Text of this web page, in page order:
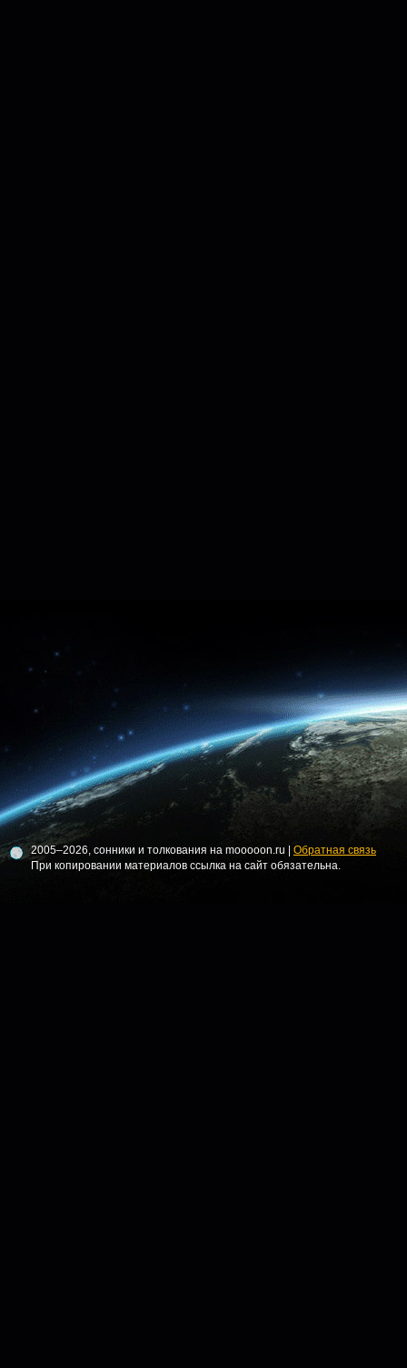
2005–2026, сонники и толкования на mooooon.ru | Обратная связь
При копировании материалов ссылка на сайт обязательна.